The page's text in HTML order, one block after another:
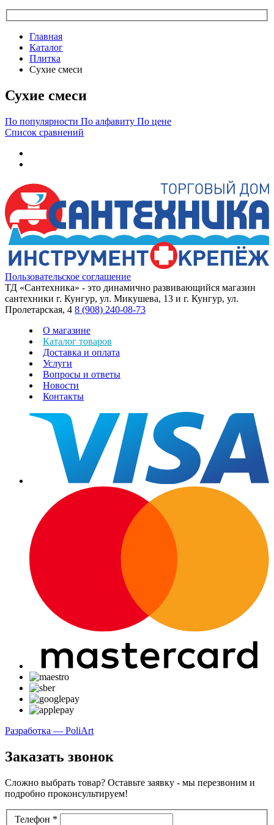
Главная
Каталог
Плитка
Сухие смеси
Сухие смеси
По популярности По алфавиту По цене
Список сравнений
Пользовательское соглашение
ТД «Сантехника» - это динамично развивающийся магазин
сантехники г. Кунгур, ул. Микушева, 13 и г. Кунгур, ул.
Пролетарская, 4 8 (908) 240-08-73
О магазине
Каталог товаров
Доставка и оплата
Услуги
Вопросы и ответы
Новости
Контакты
Разработка — PoliArt
Заказать звонок
Сложно выбрать товар? Оставьте заявку - мы перезвоним и
подробно проконсультируем!
Телефон *